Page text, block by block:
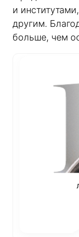
и
другим.
больше, чем